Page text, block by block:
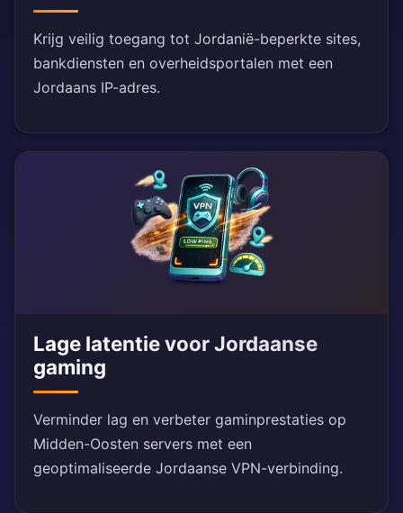
Krijg veilig toegang tot Jordanië-beperkte sites,
bankdiensten en overheidsportalen met een
Jordaans IP-adres.
Lage latentie voor Jordaanse
gaming
Verminder lag en verbeter gaminprestaties op
Midden-Oosten servers met een
geoptimaliseerde Jordaanse VPN-verbinding.